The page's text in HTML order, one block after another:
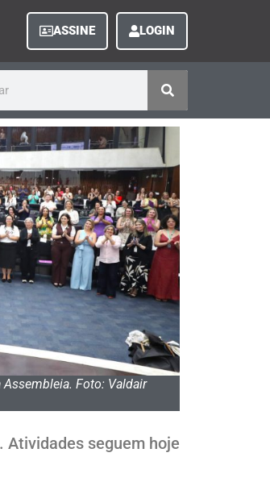
ASSINE LOGIN
Foto: Valdair
Atividades seguem hoje